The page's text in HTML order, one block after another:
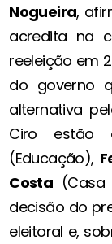
Nogueira,
acredita na
reeleição em
do governo
alternativa
Ciro estão
(Educação),
Costa
decisão do
eleitoral e,